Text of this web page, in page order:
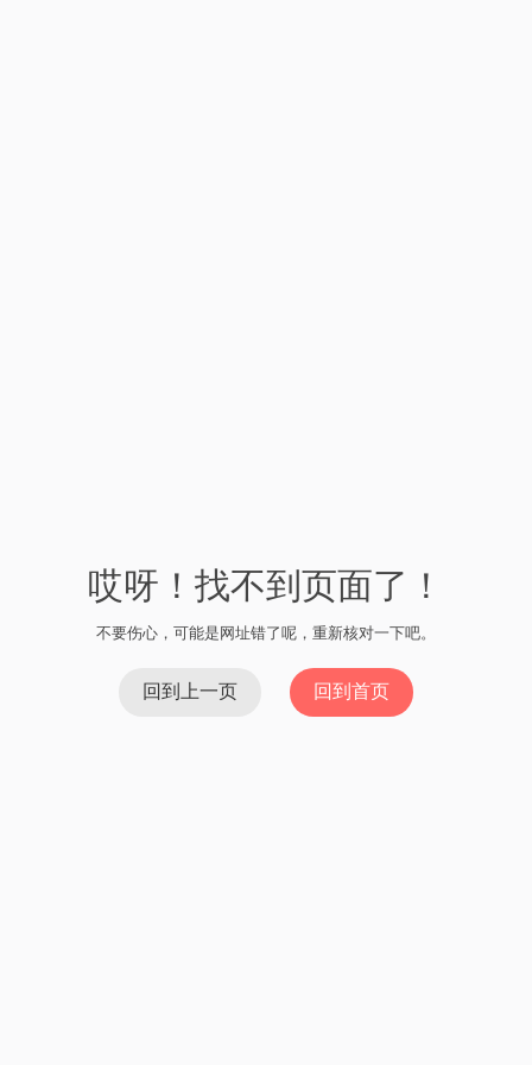
哎呀！找不到页面了！
不要伤心，可能是网址错了呢，重新核对一下吧。
回到上一页 回到首页